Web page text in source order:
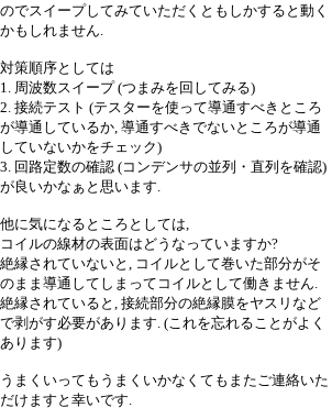
のでスイープしてみていただくともしかすると動く
かもしれません.
対策順序としては
1. 周波数スイープ (つまみを回してみる)
2. 接続テスト (テスターを使って導通すべきところ
が導通しているか, 導通すべきでないところが導通
していないかをチェック)
3. 回路定数の確認 (コンデンサの並列・直列を確認)
が良いかなぁと思います.
他に気になるところとしては,
コイルの線材の表面はどうなっていますか?
絶縁されていないと, コイルとして巻いた部分がそ
のまま導通してしまってコイルとして働きません.
絶縁されていると, 接続部分の絶縁膜をヤスリなど
で剥がす必要があります. (これを忘れることがよく
あります)
うまくいってもうまくいかなくてもまたご連絡いた
だけますと幸いです.